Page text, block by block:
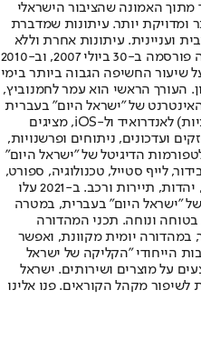
האמונה שהציבור הישראלי
ומדויקת יותר. עיתונות שמדברת
ועניינית. עיתונות אחרת וללא
תשלום. המהדורה המודפסת הראשונה פורסמה ב-30 ביולי 2007, וב-2010
שיעור החשיפה הגבוה ביותר בימי
העורך הראשי הוא עמר לחמנוביץ,
של "ישראל היום" בעברית
ובאנגלית, כמו כן היישומונים (אפליקציות) לאנדרואיד ול-iOS, מציגים
ועדכונים, ניתוחים ופרשנויות,
הדיגיטל של "ישראל היום"
לייף סטייל, טכנולוגיה, ספורט,
כלכלה וצרכנות, בריאות, חיילים, אוכל, יהדות, תיירות ורכב. ב-2021 עלו
"ישראל היום" בעברית, במטרה
ונוחה. תכני המהדורה
במהדורה יומית מקוונת, ואפשר
הייחודי "הקליקה של ישראל
על מוצרים ושירותים. ישראל
מקהל הקוראים. פנו אלינו